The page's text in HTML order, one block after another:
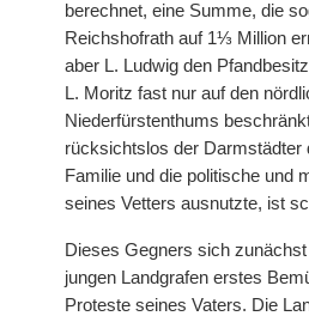
berechnet, eine Summe, die
Reichshofrath auf 1⅓ Million
aber L. Ludwig den
L. Moritz fast nur auf den
Niederfürstenthums
rücksichtslos der Darmstädter
Familie und die politische und
seines Vetters ausnutzte, ist
Dieses Gegners sich
jungen Landgrafen erstes
Proteste seines Vaters. Die